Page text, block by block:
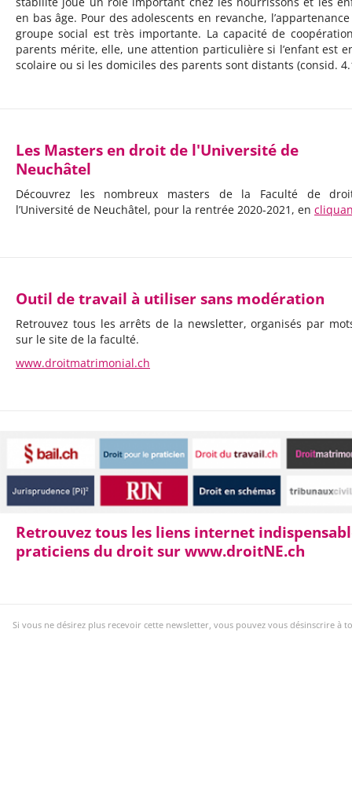
en bas âge. Pour des adolescents en revanche,
groupe social est très importante. La capacité de
parents mérite, elle, une attention particulière si l’enfant est
scolaire ou si les domiciles des parents sont distants (consid.
Les Masters en droit de l'Université de
Neuchâtel
Découvrez les nombreux masters de la Faculté de
l’Université de Neuchâtel, pour la rentrée 2020-2021, en
Outil de travail à utiliser sans modération
Retrouvez tous les arrêts de la newsletter, organisés par
sur le site de la faculté.
www.droitmatrimonial.ch
Retrouvez tous les liens internet
praticiens du droit sur www.droitNE.ch
Si vous ne désirez plus recevoir cette newsletter, vous pouvez vous désinscrire à